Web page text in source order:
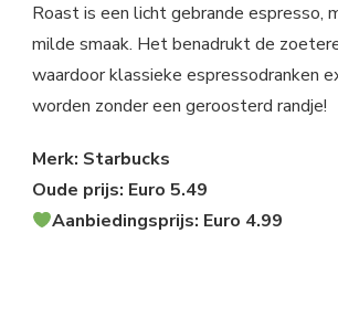
Roast is een licht gebrande espresso,
milde smaak. Het benadrukt de
waardoor klassieke espressodranken
worden zonder een geroosterd randje!
Merk: Starbucks
Oude prijs: Euro 5.49
Aanbiedingsprijs: Euro 4.99